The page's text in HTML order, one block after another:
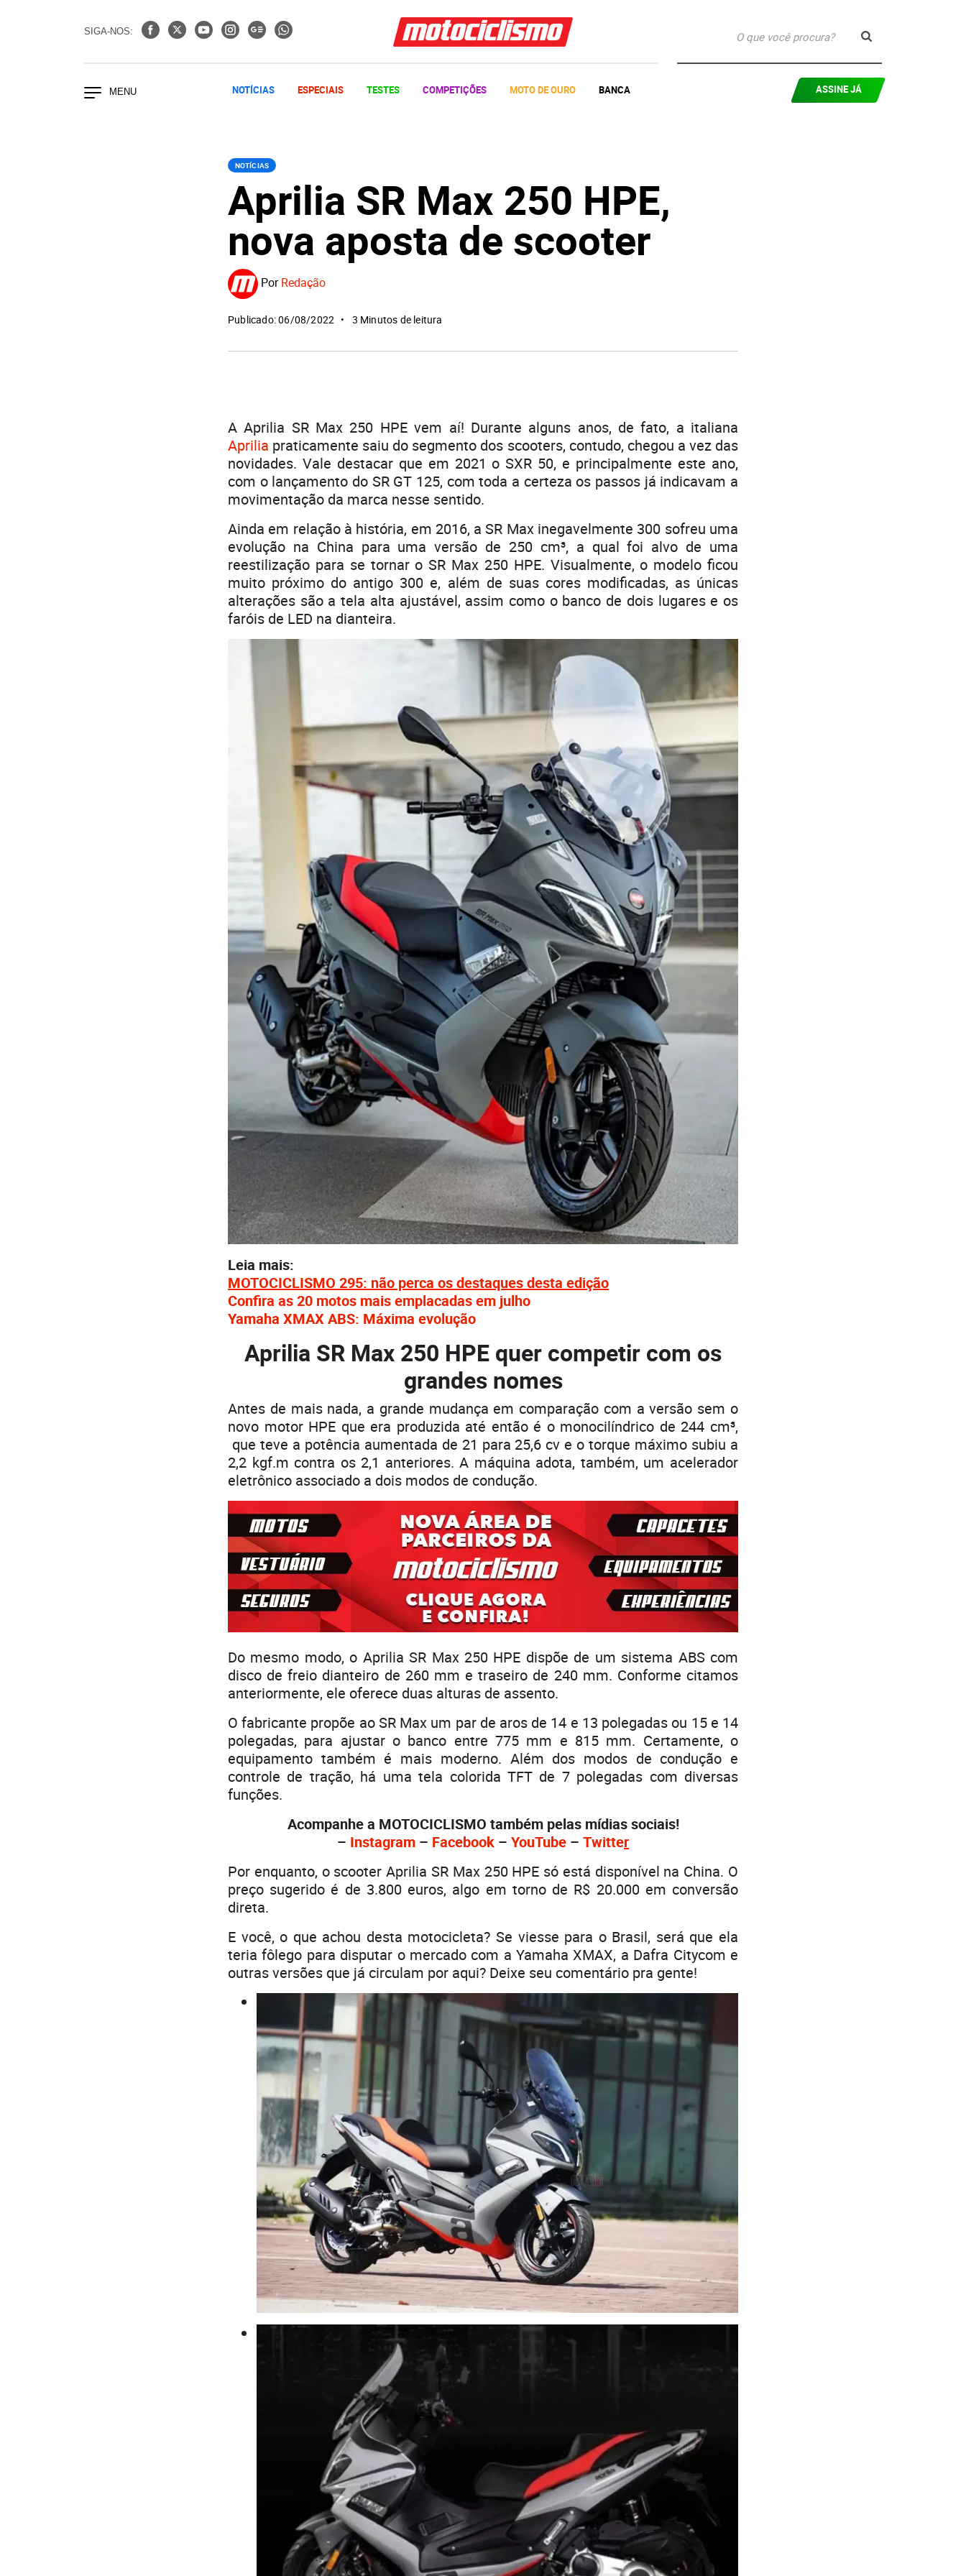
SIGA-NOS:
NOTÍCIAS ESPECIAIS TESTES COMPETIÇÕES MOTO DE OURO BANCA ASSINE JÁ
NOTÍCIAS
Aprilia SR Max 250 HPE,
nova aposta de scooter
PorRedação
Publicado: 06/08/2022 3 Minutos de leitura
A Aprilia SR Max 250 HPE vem aí! Durante alguns anos, de fato, a italiana
Aprilia praticamente saiu do segmento dos scooters, contudo, chegou a vez das
novidades. Vale destacar que em 2021 o SXR 50, e principalmente este ano,
com o lançamento do SR GT 125, com toda a certeza os passos já indicavam a
movimentação da marca nesse sentido.
Ainda em relação à história, em 2016, a SR Max inegavelmente 300 sofreu uma
evolução na China para uma versão de 250 cm³, a qual foi alvo de uma
reestilização para se tornar o SR Max 250 HPE. Visualmente, o modelo ficou
muito próximo do antigo 300 e, além de suas cores modificadas, as únicas
alterações são a tela alta ajustável, assim como o banco de dois lugares e os
faróis de LED na dianteira.
Leia mais:
MOTOCICLISMO 295: não perca os destaques desta edição
Confira as 20 motos mais emplacadas em julho
Yamaha XMAX ABS: Máxima evolução
Aprilia SR Max 250 HPE quer competir com os
grandes nomes
Antes de mais nada, a grande mudança em comparação com a versão sem o
novo motor HPE que era produzida até então é o monocilíndrico de 244 cm³,
que teve a potência aumentada de 21 para 25,6 cv e o torque máximo subiu a
2,2 kgf.m contra os 2,1 anteriores. A máquina adota, também, um acelerador
eletrônico associado a dois modos de condução.
Do mesmo modo, o Aprilia SR Max 250 HPE dispõe de um sistema ABS com
disco de freio dianteiro de 260 mm e traseiro de 240 mm. Conforme citamos
anteriormente, ele oferece duas alturas de assento.
O fabricante propõe ao SR Max um par de aros de 14 e 13 polegadas ou 15 e 14
polegadas, para ajustar o banco entre 775 mm e 815 mm. Certamente, o
equipamento também é mais moderno. Além dos modos de condução e
controle de tração, há uma tela colorida TFT de 7 polegadas com diversas
funções.
Acompanhe a MOTOCICLISMO também pelas mídias sociais!
– Instagram – Facebook – YouTube – Twitter
Por enquanto, o scooter Aprilia SR Max 250 HPE só está disponível na China. O
preço sugerido é de 3.800 euros, algo em torno de R$ 20.000 em conversão
direta.
E você, o que achou desta motocicleta? Se viesse para o Brasil, será que ela
teria fôlego para disputar o mercado com a Yamaha XMAX, a Dafra Citycom e
outras versões que já circulam por aqui? Deixe seu comentário pra gente!